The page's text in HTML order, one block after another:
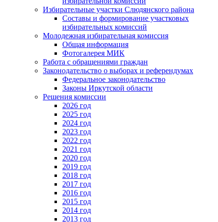
Избирательные участки Слюдянского района
Составы и формирование участковых
избирательных комиссий
Молодежная избирательная комиссия
Общая информация
Фотогалерея МИК
Работа с обращениями граждан
Законодательство о выборах и референдумах
Федеральное законодательство
Законы Иркутской области
Решения комиссии
2026 год
2025 год
2024 год
2023 год
2022 год
2021 год
2020 год
2019 год
2018 год
2017 год
2016 год
2015 год
2014 год
2013 год